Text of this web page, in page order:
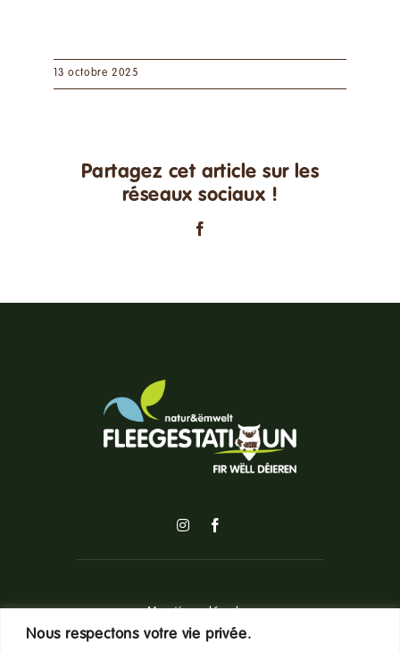
Nous respectons votre vie privée.
13 octobre 2025
Partagez cet article sur les
réseaux sociaux !
Mentions légales